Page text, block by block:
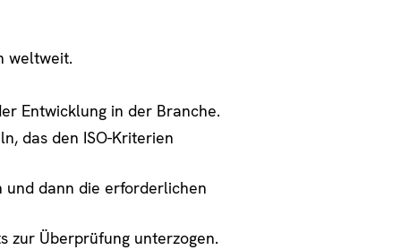
weltweit.
Entwicklung in der Branche.
das den ISO-Kriterien
und dann die erforderlichen
zur Überprüfung unterzogen.